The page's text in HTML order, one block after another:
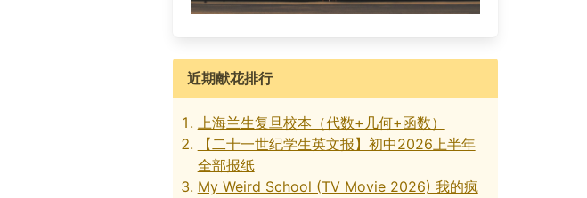
近期献花排行
上海兰生复旦校本（代数+几何+函数）
【二十一世纪学生英文报】初中2026上半年
全部报纸
My Weird School (TV Movie 2026) 我的疯